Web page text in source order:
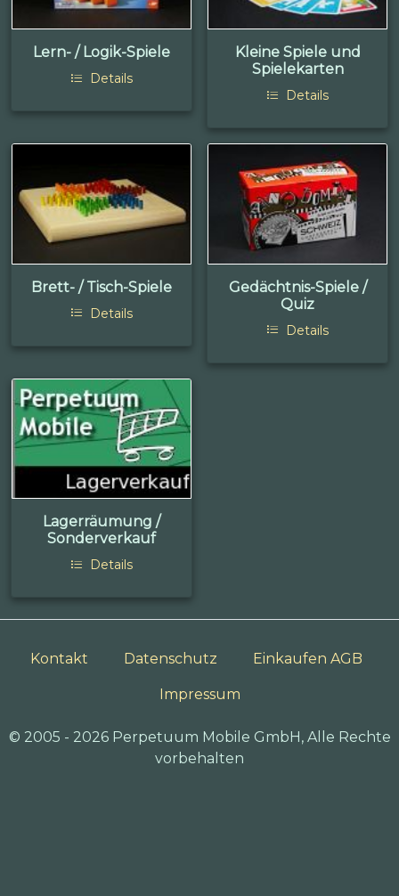
Lern- / Logik-Spiele
Details
Kleine Spiele und
Spielekarten
Details
Brett- / Tisch-Spiele
Details
Gedächtnis-Spiele /
Quiz
Details
Lagerräumung /
Sonderverkauf
Details
Kontakt Datenschutz Einkaufen AGB
Impressum
© 2005 - 2026 Perpetuum Mobile GmbH, Alle Rechte
vorbehalten